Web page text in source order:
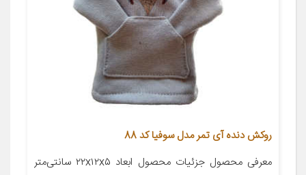
روکش دنده آی تمر مدل سوفیا کد 88
معرفی محصول جزئیات محصول ابعاد ۲۲x۱۲x۵ سانتی‌متر